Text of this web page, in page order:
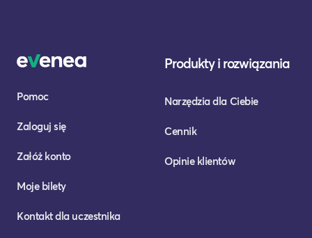
Pomoc
Zaloguj się
Załóż konto
Moje bilety
Kontakt dla uczestnika
Produkty i rozwiązania
Narzędzia dla Ciebie
Cennik
Opinie klientów